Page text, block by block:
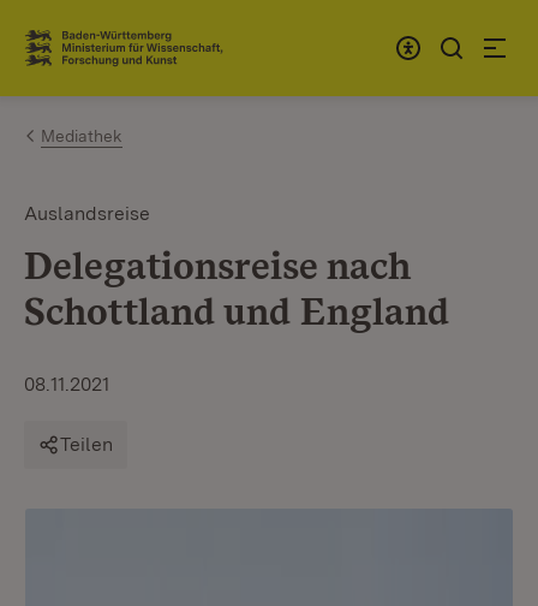
Zum Inhalt springen
Link zur Startseite
Mediathek
Auslandsreise
Delegationsreise nach
Schottland und England
08.11.2021
Teilen